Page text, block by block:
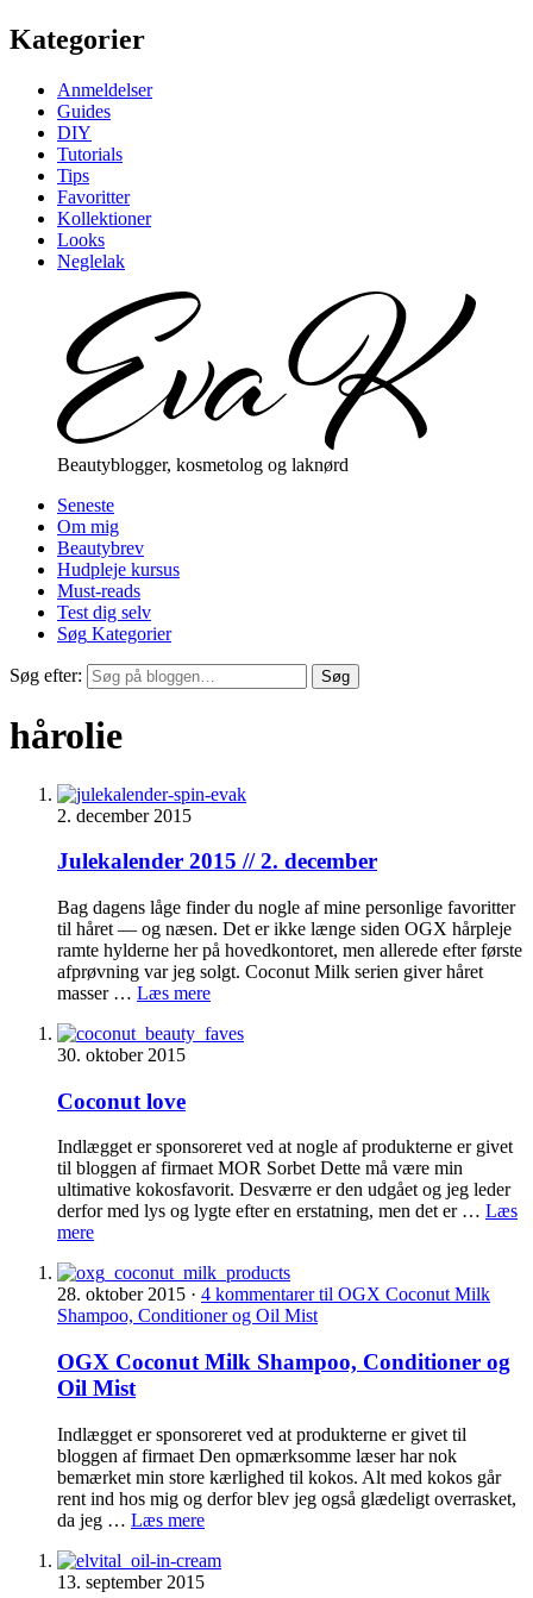
Kategorier
Anmeldelser
Guides
DIY
Tutorials
Tips
Favoritter
Kollektioner
Looks
Neglelak
Beautyblogger, kosmetolog og laknørd
Seneste
Om mig
Beautybrev
Hudpleje kursus
Must-reads
Test dig selv
Søg Kategorier
Søg efter: Søg
hårolie
2. december 2015
Julekalender 2015 // 2. december
Bag dagens låge finder du nogle af mine personlige favoritter
til håret — og næsen. Det er ikke længe siden OGX hårpleje
ramte hylderne her på hovedkontoret, men allerede efter første
afprøvning var jeg solgt. Coconut Milk serien giver håret
masser … Læs mere
30. oktober 2015
Coconut love
Indlægget er sponsoreret ved at nogle af produkterne er givet
til bloggen af firmaet MOR Sorbet Dette må være min
ultimative kokosfavorit. Desværre er den udgået og jeg leder
derfor med lys og lygte efter en erstatning, men det er … Læs
mere
28. oktober 2015 · 4 kommentarertil OGX Coconut Milk
Shampoo, Conditioner og Oil Mist
OGX Coconut Milk Shampoo, Conditioner og
Oil Mist
Indlægget er sponsoreret ved at produkterne er givet til
bloggen af firmaet Den opmærksomme læser har nok
bemærket min store kærlighed til kokos. Alt med kokos går
rent ind hos mig og derfor blev jeg også glædeligt overrasket,
da jeg … Læs mere
13. september 2015